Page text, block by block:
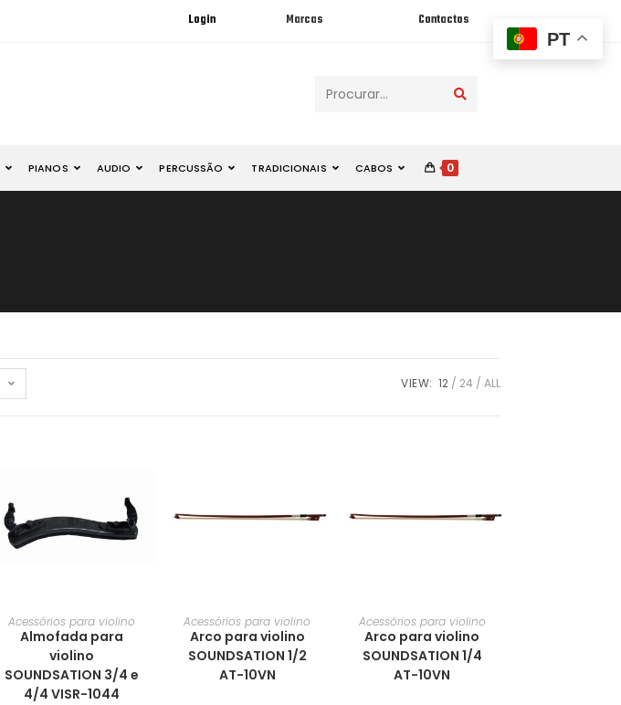
Login Marcas Contactos
Procurar...
PIANOS AUDIO PERCUSSÃO TRADICIONAIS CABOS 0
VIEW: 12 24 ALL
Acessórios para violino
Almofada para
violino
SOUNDSATION 3/4 e
4/4 VISR-1044
Acessórios para violino
Arco para violino
SOUNDSATION 1/2
AT-10VN
Acessórios para violino
Arco para violino
SOUNDSATION 1/4
AT-10VN
PT